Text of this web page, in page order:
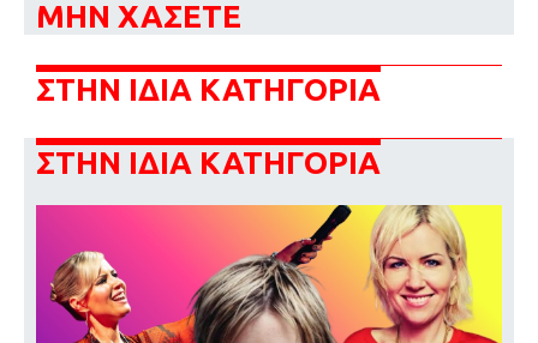
ΜΗΝ ΧΑΣΕΤΕ
ΣΤΗΝ ΙΔΙΑ ΚΑΤΗΓΟΡΙΑ
ΣΤΗΝ ΙΔΙΑ ΚΑΤΗΓΟΡΙΑ